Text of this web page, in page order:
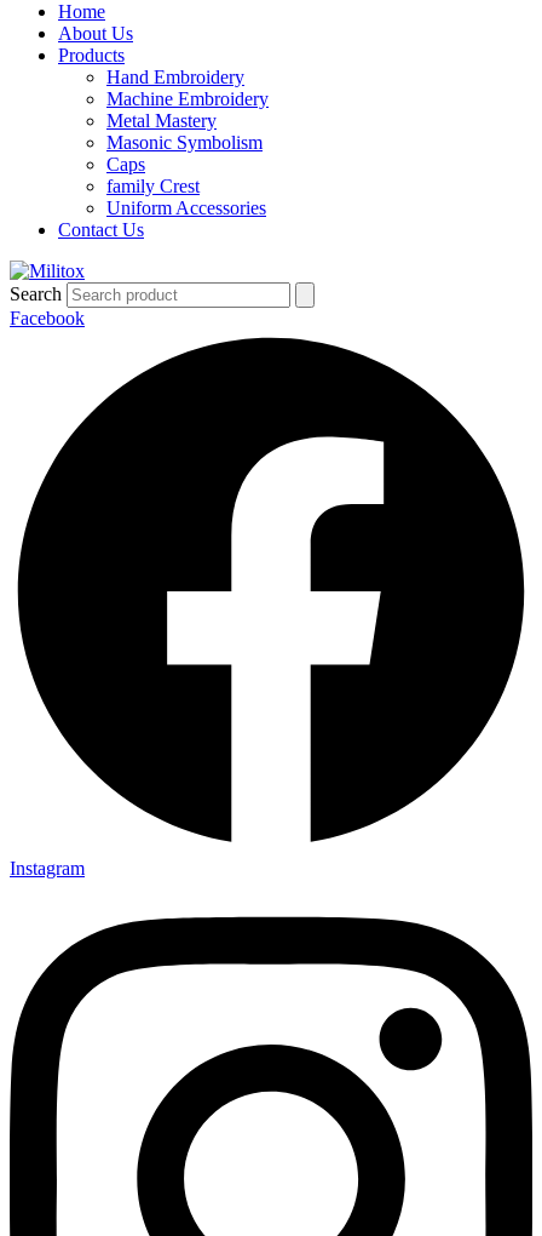
Home
About Us
Products
Hand Embroidery
Machine Embroidery
Metal Mastery
Masonic Symbolism
Caps
family Crest
Uniform Accessories
Contact Us
Search
Facebook
Instagram